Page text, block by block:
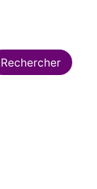
Rechercher